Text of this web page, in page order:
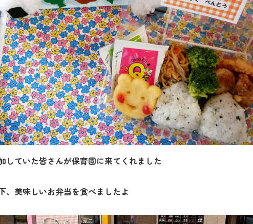
していた皆さんが保育園に来てくれました
、美味しいお弁当を食べましたよ